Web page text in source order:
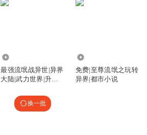
最强流氓战异世|异界
大陆|武力世界|升级
免费|至尊流氓之玩转
异界|都市小说
换一批